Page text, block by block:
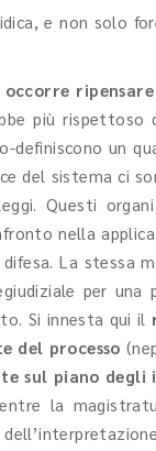
e non solo
occorre
più
un
del sistema ci
Questi
nella
La stessa
per
Si innesta qui il
del processo
sul piano degli
la